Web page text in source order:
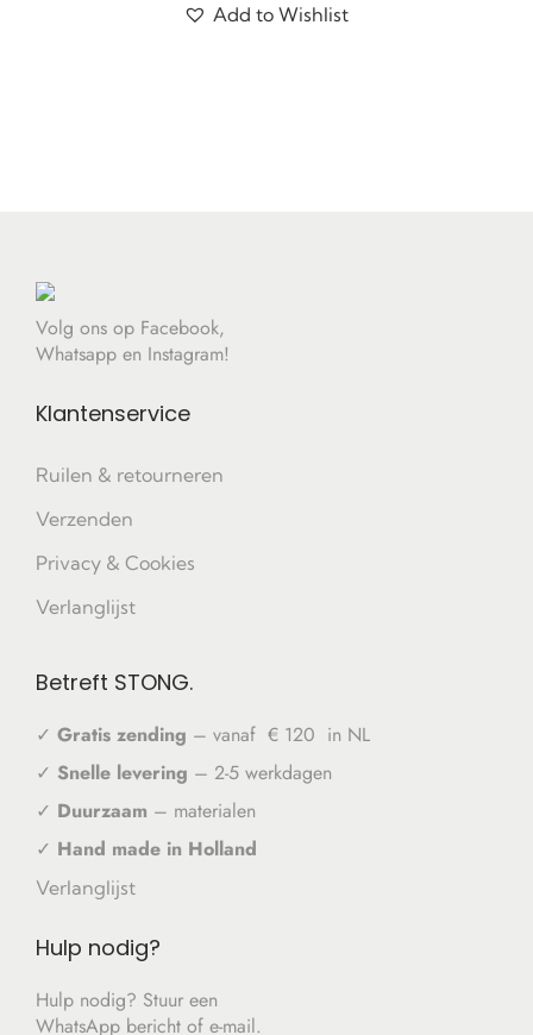
Add to Wishlist
Volg ons op Facebook,
Whatsapp en Instagram!
Klantenservice
Ruilen & retourneren
Verzenden
Privacy & Cookies
Verlanglijst
Betreft STONG.
✓ Gratis zending – vanaf € 120 in NL
✓ Snelle levering – 2-5 werkdagen
✓ Duurzaam – materialen
✓ Hand made in Holland
Verlanglijst
Hulp nodig?
Hulp nodig? Stuur een
WhatsApp bericht of e-mail.